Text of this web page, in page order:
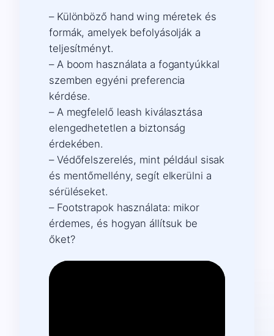
– Különböző hand wing méretek és
formák, amelyek befolyásolják a
teljesítményt.
– A boom használata a fogantyúkkal
szemben egyéni preferencia
kérdése.
– A megfelelő leash kiválasztása
elengedhetetlen a biztonság
érdekében.
– Védőfelszerelés, mint például sisak
és mentőmellény, segít elkerülni a
sérüléseket.
– Footstrapok használata: mikor
érdemes, és hogyan állítsuk be
őket?